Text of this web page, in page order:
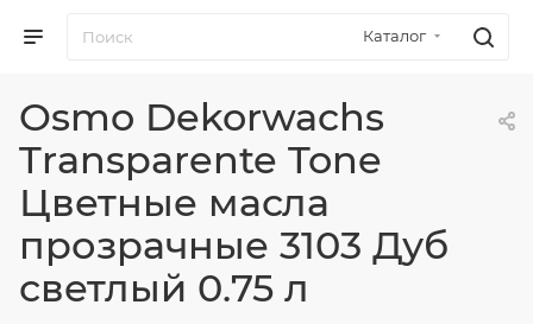
Каталог
Osmo Dekorwachs
Transparente Tone
Цветные масла
прозрачные 3103 Дуб
светлый 0.75 л